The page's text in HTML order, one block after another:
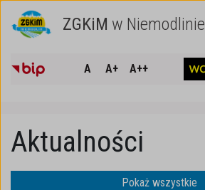
ZGKiM w Niemodlinie
A A+ A++
Aktualności
Pokaż wszystkie